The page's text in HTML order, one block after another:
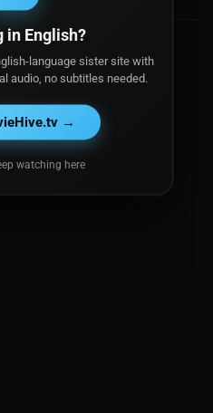
in English?
language sister site with
audio, no subtitles needed.
→
watching here